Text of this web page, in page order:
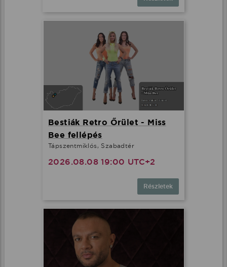
Bestiák Retro Őrület - Miss
Bee fellépés
Tápszentmiklós, Szabadtér
2026.08.08 19:00 UTC+2
Részletek